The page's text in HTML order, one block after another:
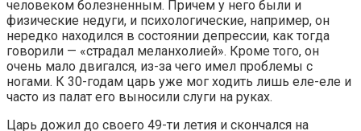
человеком болезненным. Причем у него были и
физические недуги, и психологические, например, он
нередко находился в состоянии депрессии, как тогда
говорили — «страдал меланхолией». Кроме того, он
очень мало двигался, из-за чего имел проблемы с
ногами. К 30-годам царь уже мог ходить лишь еле-еле и
часто из палат его выносили слуги на руках.
Царь дожил до своего 49-ти летия и скончался на